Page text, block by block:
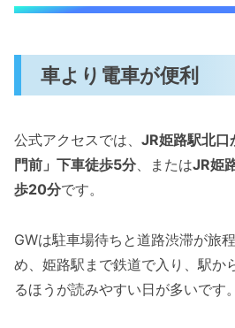
車より電車が便利
公式アクセスでは、 JR姫路駅北口
門前」下車徒歩5分、またはJR姫
歩20分です。
GWは駐車場待ちと道路渋滞が旅
め、姫路駅まで鉄道で入り、駅か
るほうが読みやすい日が多いです。